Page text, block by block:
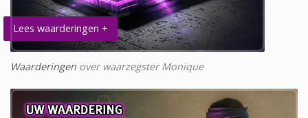
Lees waarderingen +
Waarderingen over waarzegster Monique